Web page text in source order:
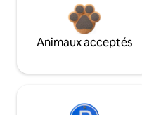
Animaux acceptés